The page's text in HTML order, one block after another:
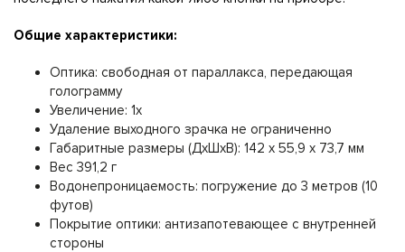
Общие характеристики:
Оптика: свободная от параллакса, передающая
голограмму
Увеличение: 1x
Удаление выходного зрачка не ограниченно
Габаритные размеры (ДхШхВ): 142 x 55,9 x 73,7 мм
Вес 391,2 г
Водонепроницаемость: погружение до 3 метров (10
футов)
Покрытие оптики: антизапотевающее с внутренней
стороны